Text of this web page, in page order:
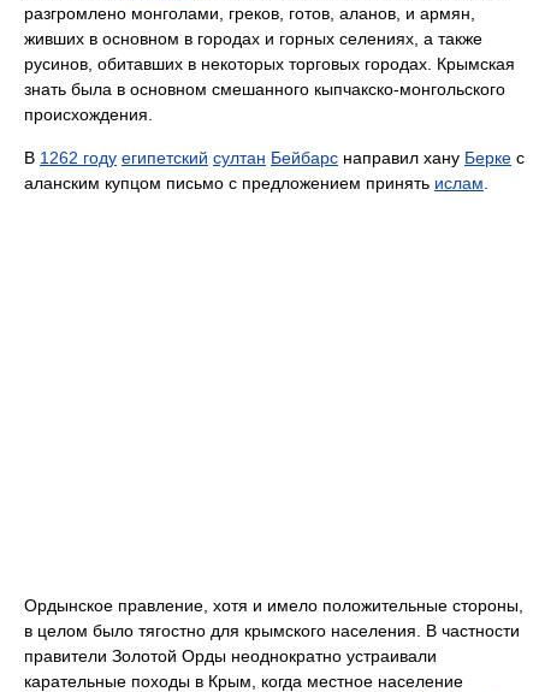
разгромлено монголами, греков, готов, аланов, и армян,
живших в основном в городах и горных селениях, а также
русинов, обитавших в некоторых торговых городах. Крымская
знать была в основном смешанного кыпчакско-монгольского
происхождения.
В 1262 году египетский султан Бейбарс направил хану Берке с
аланским купцом письмо с предложением принять ислам
Ордынское правление, хотя и имело положительные стороны,
в целом было тягостно для крымского населения. В частности
правители Золотой Орды неоднократно устраивали
карательные походы в Крым, когда местное население